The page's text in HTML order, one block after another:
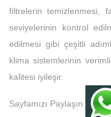
filtrelerin temizlenmesi,
seviyelerinin kontrol
edilmesi gibi çeşitli
klima sistemlerinin
kalitesi iyileşir.
Sayfamızı Paylaşın